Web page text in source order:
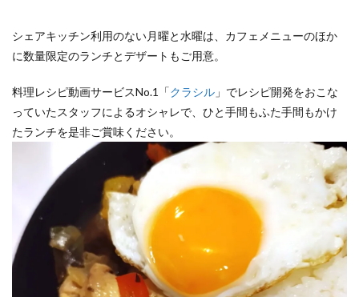
シェアキッチン利用のない月曜と水曜は、カフェメニューのほか
に数量限定のランチとデザートもご用意。
料理レシピ動画サービスNo.1「クラシル 」でレシピ開発をおこな
っていたスタッフによるオシャレで、ひと手間もふた手間もかけ
たランチを是非ご賞味ください。